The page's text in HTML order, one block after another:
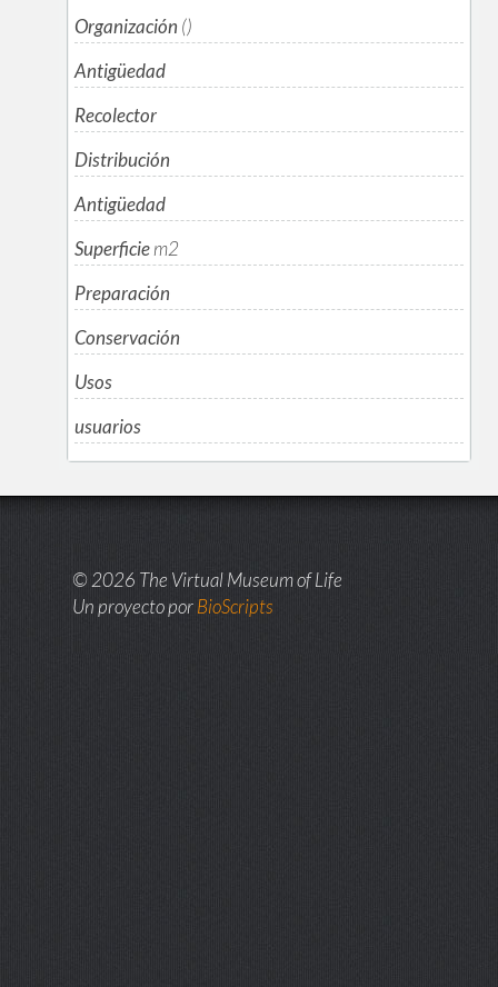
Organización ()
Antigüedad
Recolector
Distribución
Antigüedad
Superficiem2
Preparación
Conservación
Usos
usuarios
© 2026 The Virtual Museum of Life
Un proyecto porBioScripts